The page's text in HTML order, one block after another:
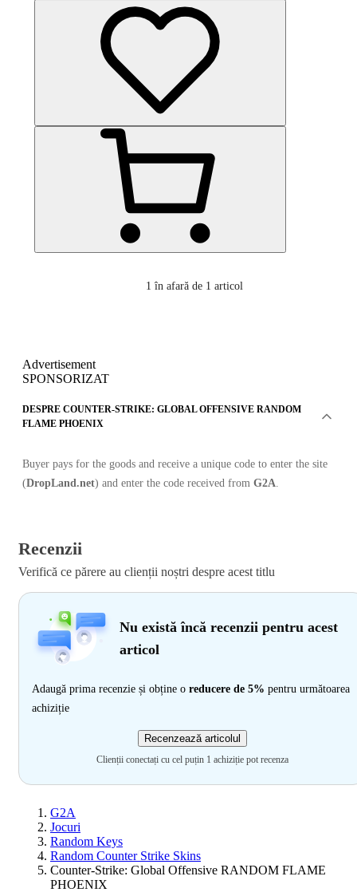
1 în afară de 1 articol
Advertisement
SPONSORIZAT
DESPRE COUNTER-STRIKE: GLOBAL OFFENSIVE RANDOM
FLAME PHOENIX
Buyer pays for the goods and receive a unique code to enter the site
(DropLand.net) and enter the code received from G2A
Recenzii
Verifică ce părere au clienții noștri despre acest titlu
Nu există încă recenzii pentru acest
articol
Adaugă prima recenzie și obține o reducere de 5% pentru următoarea
achiziție
Recenzează articolul
Clienții conectați cu cel puțin 1 achiziție pot recenza
G2A
Jocuri
Random Keys
Random Counter Strike Skins
Counter-Strike: Global Offensive RANDOM FLAME
PHOENIX